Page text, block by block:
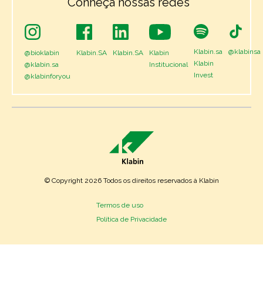
© Copyright 2026 Todos os direitos reservados à Klabin
Termos de uso
Política de Privacidade
@bioklabin
@klabin.sa
@klabinforyou
Klabin.SA Klabin.SA
Klabin
Institucional
Klabin.sa
Klabin
Invest
@klabinsa